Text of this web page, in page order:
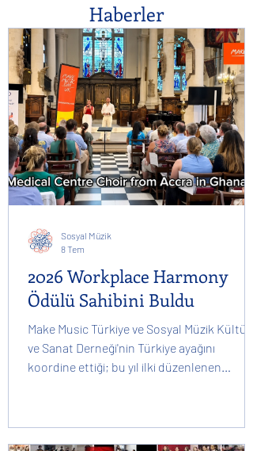
Haberler
2026 Workplace Harmony
Ödülü Sahibini Buldu
Make Music Türkiye ve Sosyal Müzik Kültür
ve Sanat Derneği'nin Türkiye ayağını
koordine ettiği; bu yıl ilki düzenlenen
Harmony’nin sonuçları belli oldu. 🎉 2026
Workplace Harmony Büyük Ödülü’nü
Sosyal Müzik
8 Tem